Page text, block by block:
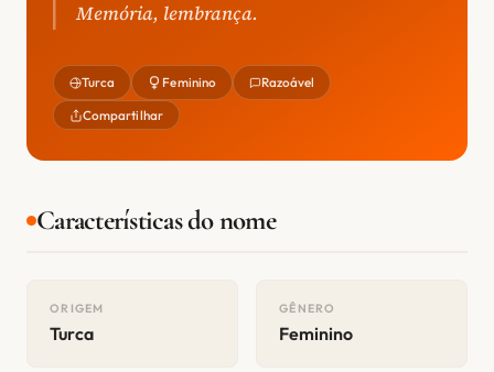
Memória, lembrança.
Turca Feminino Razoável
Compartilhar
Características do nome
ORIGEM
Turca
GÊNERO
Feminino